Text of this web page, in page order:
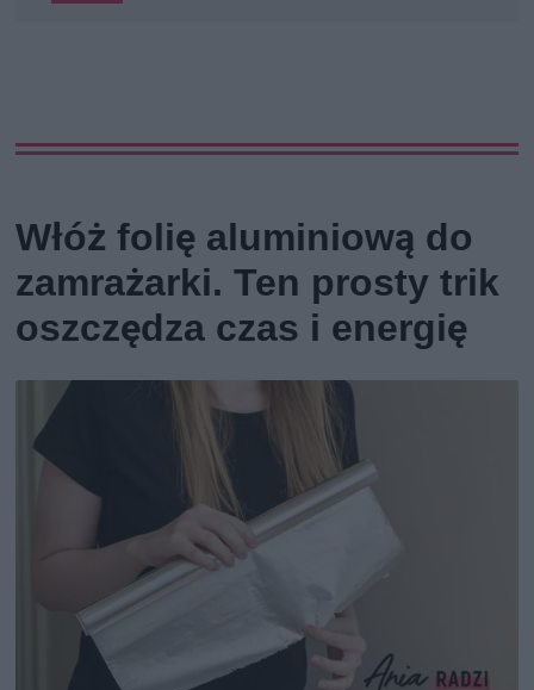
Włóż folię aluminiową do
zamrażarki. Ten prosty trik
oszczędza czas i energię